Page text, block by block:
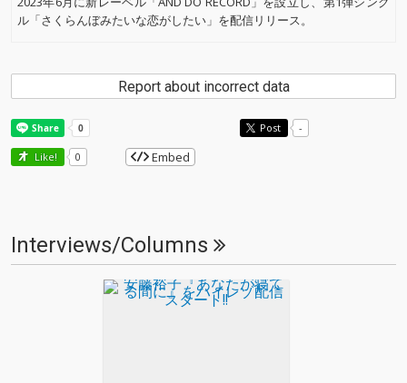
ル「さくらんぼみたいな恋がしたい」を配信リリース。
Report about incorrect data
Post -
Like! 0 Embed
Interviews/Columns